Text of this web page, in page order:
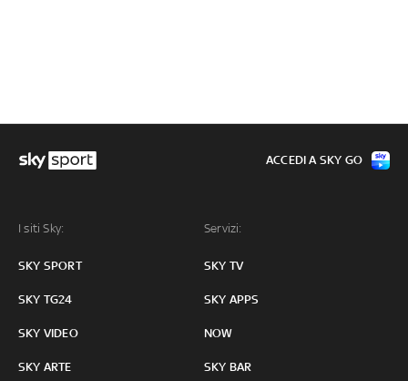
I siti Sky:
SKY SPORT
SKY TG24
SKY VIDEO
SKY ARTE
Servizi:
SKY TV
SKY APPS
NOW
SKY BAR
ACCEDI A SKY GO